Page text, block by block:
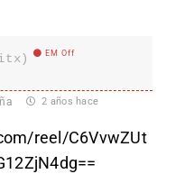
EM Off
2 años hace
reel/C6VvwZUt